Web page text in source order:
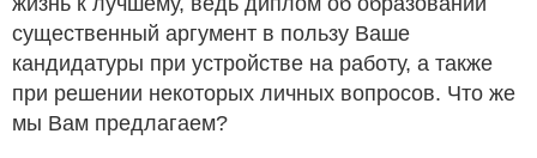
существенный аргумент в пользу Ваше
кандидатуры при устройстве на работу, а также
при решении некоторых личных вопросов. Что же
мы Вам предлагаем?